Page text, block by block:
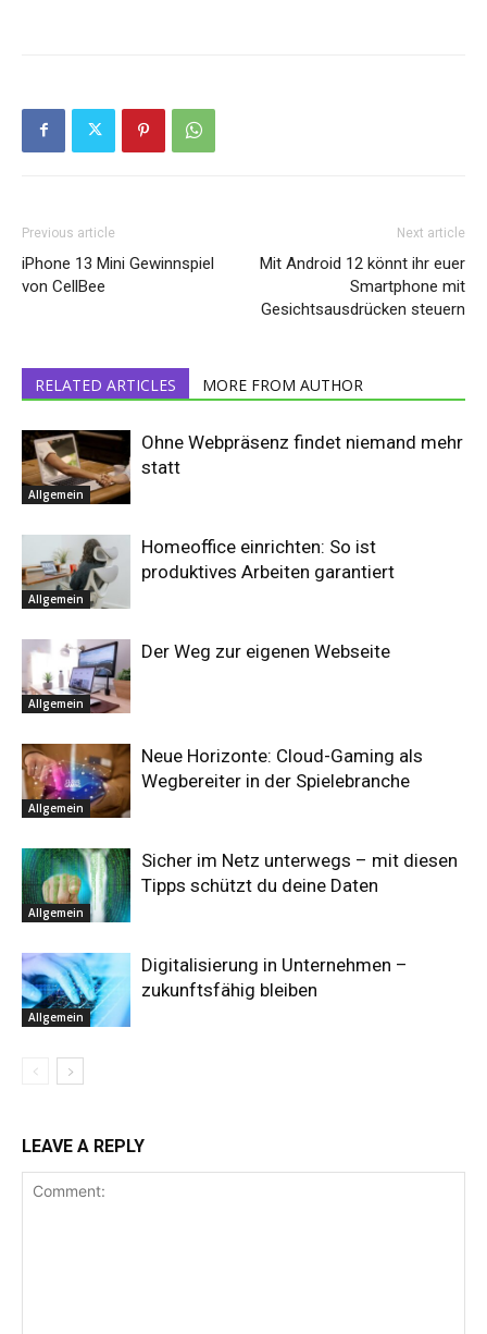
Previous article
iPhone 13 Mini Gewinnspiel
von CellBee
Next article
Mit Android 12 könnt ihr euer
Smartphone mit
Gesichtsausdrücken steuern
RELATED ARTICLES MORE FROM AUTHOR
Allgemein
Ohne Webpräsenz findet niemand mehr
statt
Allgemein
Homeoffice einrichten: So ist
produktives Arbeiten garantiert
Allgemein
Der Weg zur eigenen Webseite
Allgemein
Neue Horizonte: Cloud-Gaming als
Wegbereiter in der Spielebranche
Allgemein
Sicher im Netz unterwegs – mit diesen
Tipps schützt du deine Daten
Allgemein
Digitalisierung in Unternehmen –
zukunftsfähig bleiben
LEAVE A REPLY